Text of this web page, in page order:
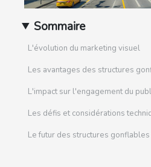
Sommaire
L'évolution du marketing visuel
Les avantages des structures
L'impact sur l'engagement du
Les défis et considérations
Le futur des structures